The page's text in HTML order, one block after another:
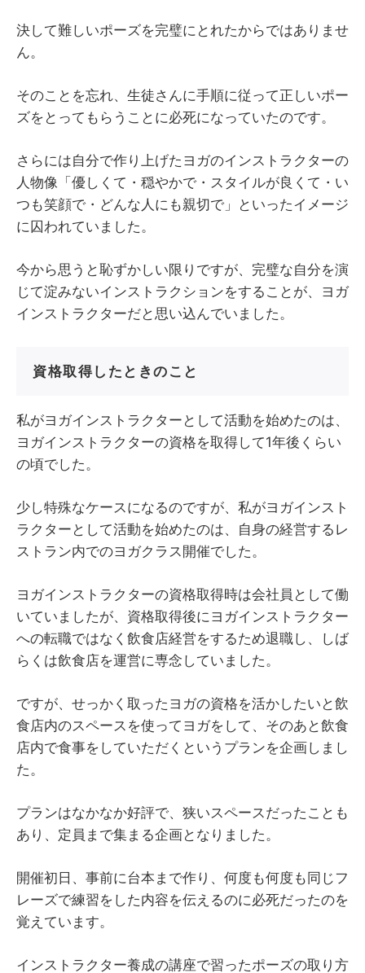
決して難しいポーズを完璧にとれたからではありませ
ん。
そのことを忘れ、生徒さんに手順に従って正しいポー
ズをとってもらうことに必死になっていたのです。
さらには自分で作り上げたヨガのインストラクターの
人物像「優しくて・穏やかで・スタイルが良くて・い
つも笑顔で・どんな人にも親切で」といったイメージ
に囚われていました。
今から思うと恥ずかしい限りですが、完璧な自分を演
じて淀みないインストラクションをすることが、ヨガ
インストラクターだと思い込んでいました。
資格取得したときのこと
私がヨガインストラクターとして活動を始めたのは、
ヨガインストラクターの資格を取得して1年後くらい
の頃でした。
少し特殊なケースになるのですが、私がヨガインスト
ラクターとして活動を始めたのは、自身の経営するレ
ストラン内でのヨガクラス開催でした。
ヨガインストラクターの資格取得時は会社員として働
いていましたが、資格取得後にヨガインストラクター
への転職ではなく飲食店経営をするため退職し、しば
らくは飲食店を運営に専念していました。
ですが、せっかく取ったヨガの資格を活かしたいと飲
食店内のスペースを使ってヨガをして、そのあと飲食
店内で食事をしていただくというプランを企画しまし
た。
プランはなかなか好評で、狭いスペースだったことも
あり、定員まで集まる企画となりました。
開催初日、事前に台本まで作り、何度も何度も同じフ
レーズで練習をした内容を伝えるのに必死だったのを
覚えています。
インストラクター養成の講座で習ったポーズの取り方